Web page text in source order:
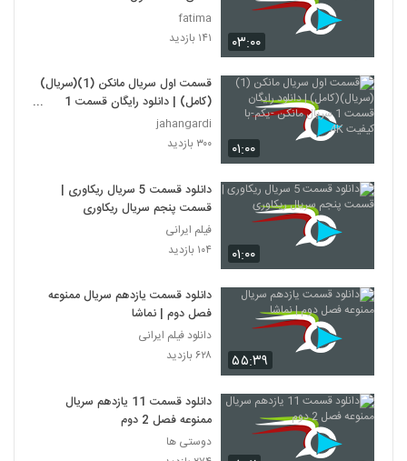
۰۳:۰۰
fatima
۱۴۱ بازدید
۰۱:۰۰
قسمت اول سریال مانکن (1)(سریال)
(کامل) | دانلود رایگان قسمت 1
سریال مانکن -یکم-با کیفیت 4K
jahangardi
۳۰۰ بازدید
۰۱:۰۰
دانلود قسمت 5 سریال ریکاوری |
قسمت پنجم سریال ریکاوری
فیلم ایرانی
۱۰۴ بازدید
۵۵:۳۹
دانلود قسمت یازدهم سریال ممنوعه
فصل دوم | نماشا
دانلود فیلم ایرانی
۶۲۸ بازدید
دانلود قسمت 11 یازدهم سریال
ممنوعه فصل 2 دوم
دوستی ها